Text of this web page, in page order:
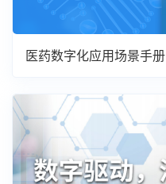
医药数字化应用场景手册